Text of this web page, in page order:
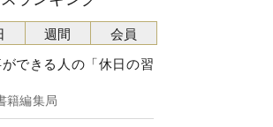
できる人の「休日の習
籍編集局
週間 会員